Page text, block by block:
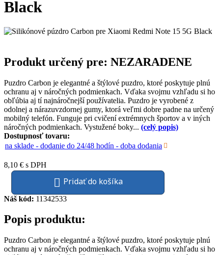
Black
Produkt určený pre: NEZARADENE
Puzdro Carbon je elegantné a štýlové puzdro, ktoré poskytuje plnú
ochranu aj v náročných podmienkach. Vďaka svojmu vzhľadu si ho
obľúbia aj tí najnáročnejší používatelia. Puzdro je vyrobené z
odolnej a nárazuvzdornej gumy, ktorá veľmi dobre padne na určený
mobilný telefón. Funguje pri cvičení extrémnych športov a v iných
náročných podmienkach. Vystužené boky... (celý popis)
Dostupnosť tovaru:
na sklade - dodanie do 24/48 hodín - doba dodania
8,10 € s DPH
Pridať do košíka
Náš kód: 11342533
Popis produktu:
Puzdro Carbon je elegantné a štýlové puzdro, ktoré poskytuje plnú
ochranu aj v náročných podmienkach. Vďaka svojmu vzhľadu si ho